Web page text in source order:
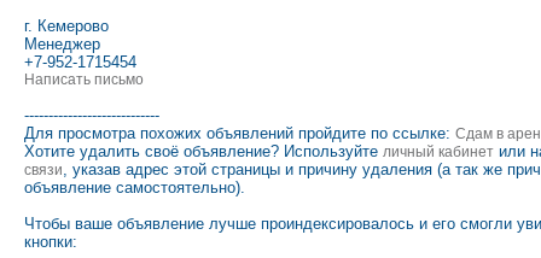
г. Кемерово
Менеджер
+7-952-1715454
Написать письмо
----------------------------
Для просмотра похожих объявлений пройдите по ссылке: Сдам в
Хотите удалить своё объявление? Используйте личный кабинет или
связи, указав адрес этой страницы и причину удаления (а так же
объявление самостоятельно).
Чтобы ваше объявление лучше проиндексировалось и его смогли
кнопки: